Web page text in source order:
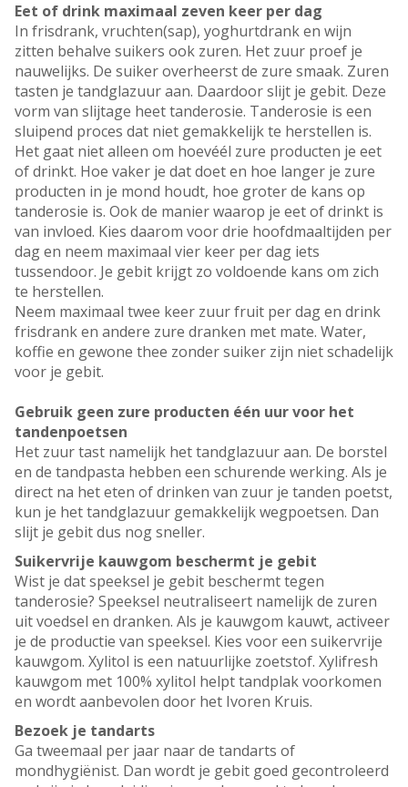
Eet of drink maximaal zeven keer per dag
In frisdrank, vruchten(sap), yoghurtdrank en wijn
zitten behalve suikers ook zuren. Het zuur proef je
nauwelijks. De suiker overheerst de zure smaak. Zuren
tasten je tandglazuur aan. Daardoor slijt je gebit. Deze
vorm van slijtage heet tanderosie. Tanderosie is een
sluipend proces dat niet gemakkelijk te herstellen is.
Het gaat niet alleen om hoevéél zure producten je eet
of drinkt. Hoe vaker je dat doet en hoe langer je zure
producten in je mond houdt, hoe groter de kans op
tanderosie is. Ook de manier waarop je eet of drinkt is
van invloed. Kies daarom voor drie hoofdmaaltijden per
dag en neem maximaal vier keer per dag iets
tussendoor. Je gebit krijgt zo voldoende kans om zich
te herstellen.
Neem maximaal twee keer zuur fruit per dag en drink
frisdrank en andere zure dranken met mate. Water,
koffie en gewone thee zonder suiker zijn niet schadelijk
voor je gebit.
Gebruik geen zure producten één uur voor het
tandenpoetsen
Het zuur tast namelijk het tandglazuur aan. De borstel
en de tandpasta hebben een schurende werking. Als je
direct na het eten of drinken van zuur je tanden poetst,
kun je het tandglazuur gemakkelijk wegpoetsen. Dan
slijt je gebit dus nog sneller.
Suikervrije kauwgom beschermt je gebit
Wist je dat speeksel je gebit beschermt tegen
tanderosie? Speeksel neutraliseert namelijk de zuren
uit voedsel en dranken. Als je kauwgom kauwt, activeer
je de productie van speeksel. Kies voor een suikervrije
kauwgom. Xylitol is een natuurlijke zoetstof. Xylifresh
kauwgom met 100% xylitol helpt tandplak voorkomen
en wordt aanbevolen door het Ivoren Kruis.
Bezoek je tandarts
Ga tweemaal per jaar naar de tandarts of
mondhygiënist. Dan wordt je gebit goed gecontroleerd